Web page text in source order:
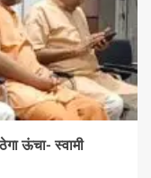
ऊंचा- स्वामी